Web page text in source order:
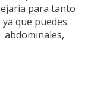
para tanto
que puedes